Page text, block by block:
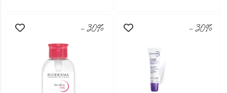
-30% -30%